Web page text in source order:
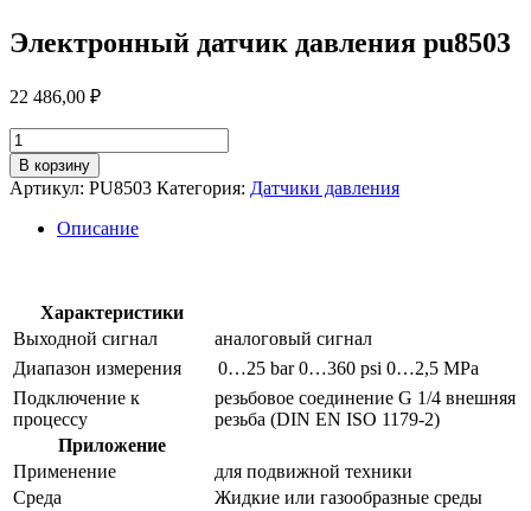
Электронный датчик давления pu8503
22 486,00 ₽
Количество
товара
Электронный
датчик
давления
pu8503
В корзину
Артикул: PU8503 Категория: Датчики давления
Описание
Характеристики
Выходной сигнал
аналоговый сигнал
Диапазон измерения
0…25 bar 0…360 psi 0…2,5 MPa
Подключение к
процессу
резьбовое соединение G 1/4 внешняя
резьба (DIN EN ISO 1179-2)
Приложение
Применение
для подвижной техники
Среда
Жидкие или газообразные среды